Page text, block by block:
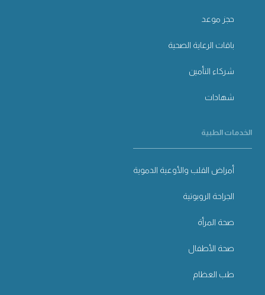
حجز موعد
باقات الرعاية الصحية
شركاء التأمين
شهادات
الخدمات الطبية
أمراض القلب والأوعية الدموية
الجراحة الروبوتية
صحة المرأة
صحة الأطفال
طب العظام